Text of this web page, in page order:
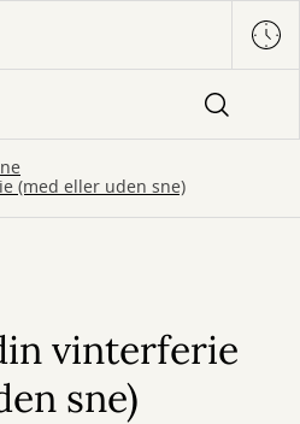
(med eller uden sne)
vinterferie
sne)